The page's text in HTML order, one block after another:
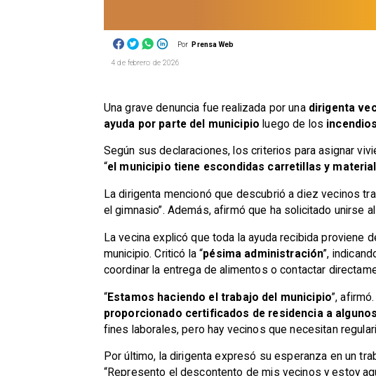
Por Prensa Web
4 de febrero de 2026
Una grave denuncia fue realizada por una dirigenta
ayuda por parte del municipio luego de los
Según sus declaraciones, los criterios para asignar
“el municipio tiene escondidas carretillas y
La dirigenta mencionó que descubrió a diez vecinos
el gimnasio”. Además, afirmó que ha solicitado unirse
La vecina explicó que toda la ayuda recibida proviene
municipio. Criticó la “pésima administración”,
coordinar la entrega de alimentos o contactar
“Estamos haciendo el trabajo del municipio”,
proporcionado certificados de residencia a
fines laborales, pero hay vecinos que necesitan
Por último, la dirigenta expresó su esperanza en un
“Represento el descontento de mis vecinos y estoy